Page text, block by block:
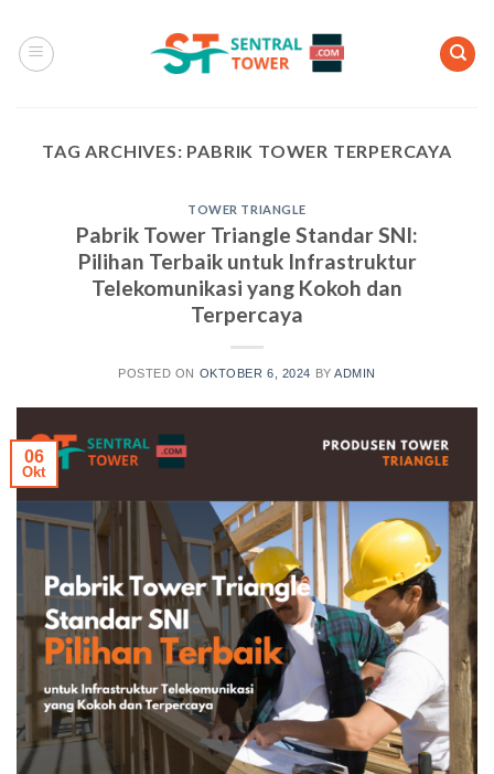
content
TAG ARCHIVES: PABRIK TOWER TERPERCAYA
TOWER TRIANGLE
Pabrik Tower Triangle Standar SNI:
Pilihan Terbaik untuk Infrastruktur
Telekomunikasi yang Kokoh dan
Terpercaya
POSTED ON OKTOBER 6, 2024 BYADMIN
06
Okt